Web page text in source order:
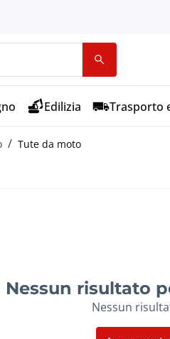
Edilizia Trasporto
Tute da moto
Nessun risultato
Nessun